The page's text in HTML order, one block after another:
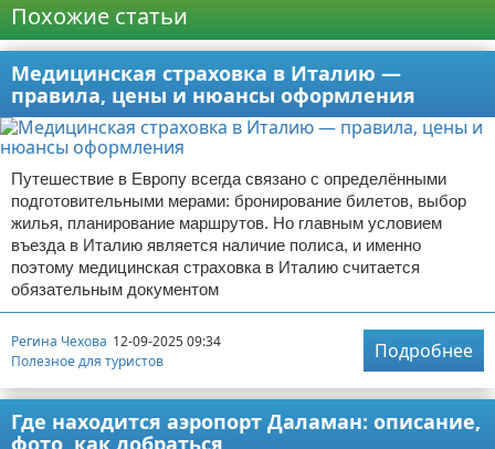
Похожие статьи
Медицинская страховка в Италию —
правила, цены и нюансы оформления
Путешествие в Европу всегда связано с определёнными
подготовительными мерами: бронирование билетов, выбор
жилья, планирование маршрутов. Но главным условием
въезда в Италию является наличие полиса, и именно
поэтому медицинская страховка в Италию считается
обязательным документом
Регина Чехова 12-09-2025 09:34
Полезное для туристов
Подробнее
Где находится аэропорт Даламан: описание,
фото, как добраться